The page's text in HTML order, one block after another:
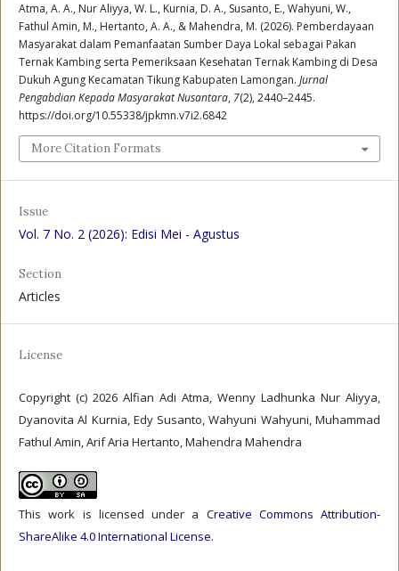
Atma, A. A., Nur Aliyya, W. L., Kurnia, D. A., Susanto, E., Wahyuni, W.,
Fathul Amin, M., Hertanto, A. A., & Mahendra, M. (2026). Pemberdayaan
Masyarakat dalam Pemanfaatan Sumber Daya Lokal sebagai Pakan
Ternak Kambing serta Pemeriksaan Kesehatan Ternak Kambing di Desa
Dukuh Agung Kecamatan Tikung Kabupaten Lamongan. Jurnal
Pengabdian Kepada Masyarakat Nusantara, 7(2), 2440–2445.
https://doi.org/10.55338/jpkmn.v7i2.6842
More Citation Formats
Issue
Vol. 7 No. 2 (2026): Edisi Mei - Agustus
Section
Articles
License
Copyright (c) 2026 Alfian Adi Atma, Wenny Ladhunka Nur Aliyya,
Dyanovita Al Kurnia, Edy Susanto, Wahyuni Wahyuni, Muhammad
Fathul Amin, Arif Aria Hertanto, Mahendra Mahendra
This work is licensed under a Creative Commons Attribution-
ShareAlike 4.0 International License.